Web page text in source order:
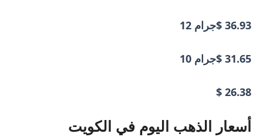
36.93 $ جرام 12
31.65 $ جرام 10
26.38 $
أسعار الذهب اليوم في الكويت